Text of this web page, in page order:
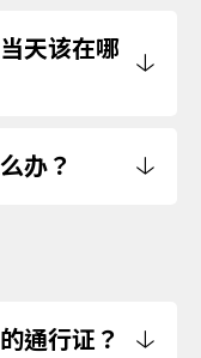
天该在哪
办？
通行证？